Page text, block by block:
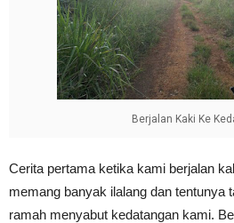
Berjalan Kaki Ke
Cerita pertama ketika kami berjalan
memang banyak ilalang dan tentunya
ramah menyabut kedatangan kami.